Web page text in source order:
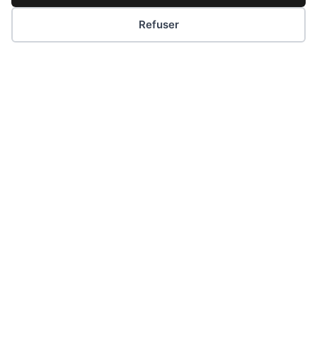
Refuser
SERVICE CLIENT
contact@thecbdhouse.fr